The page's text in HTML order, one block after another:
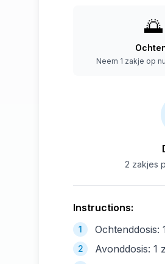
🌅
Neem 1 zakje op
2 zakjes
Instructions:
1 Ochtenddosis:
2 Avonddosis: 1